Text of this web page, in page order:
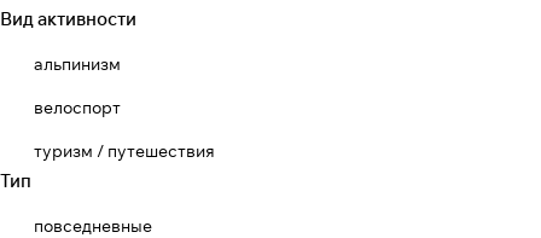
Вид активности
альпинизм
велоспорт
туризм / путешествия
Тип
повседневные